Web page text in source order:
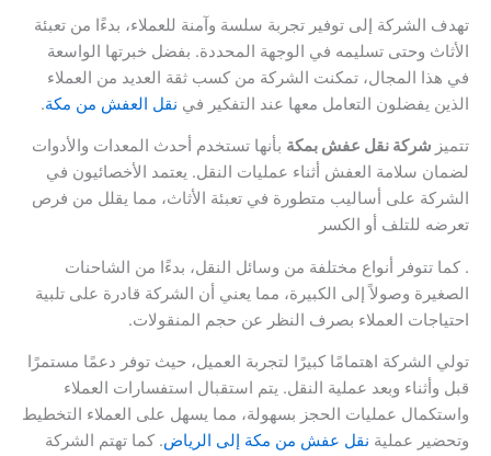
تهدف الشركة إلى توفير تجربة سلسة وآمنة للعملاء، بدءًا من تعبئة
الأثاث وحتى تسليمه في الوجهة المحددة. بفضل خبرتها الواسعة
في هذا المجال، تمكنت الشركة من كسب ثقة العديد من العملاء
الذين يفضلون التعامل معها عند التفكير في نقل العفش من مكة.
تتميز شركة نقل عفش بمكة بأنها تستخدم أحدث المعدات والأدوات
لضمان سلامة العفش أثناء عمليات النقل. يعتمد الأخصائيون في
الشركة على أساليب متطورة في تعبئة الأثاث، مما يقلل من فرص
تعرضه للتلف أو الكسر
. كما تتوفر أنواع مختلفة من وسائل النقل، بدءًا من الشاحنات
الصغيرة وصولاً إلى الكبيرة، مما يعني أن الشركة قادرة على تلبية
احتياجات العملاء بصرف النظر عن حجم المنقولات.
تولي الشركة اهتمامًا كبيرًا لتجربة العميل، حيث توفر دعمًا مستمرًا
قبل وأثناء وبعد عملية النقل. يتم استقبال استفسارات العملاء
واستكمال عمليات الحجز بسهولة، مما يسهل على العملاء التخطيط
وتحضير عملية نقل عفش من مكة إلى الرياض. كما تهتم الشركة